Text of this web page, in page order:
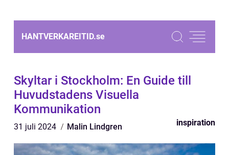
HANTVERKAREITID.se
Skyltar i Stockholm: En Guide till
Huvudstadens Visuella
Kommunikation
31 juli 2024 Malin Lindgren inspiration